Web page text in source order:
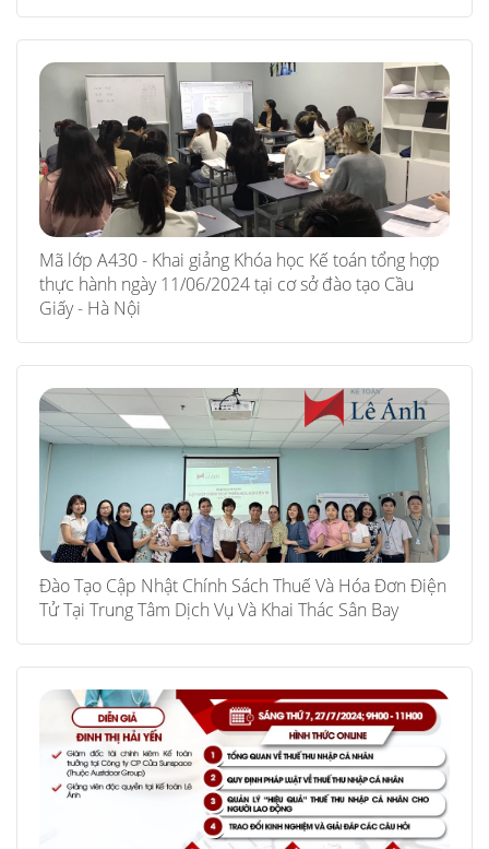
Mã lớp A430 - Khai giảng Khóa học Kế toán tổng hợp
thực hành ngày 11/06/2024 tại cơ sở đào tạo Cầu
Giấy - Hà Nội
Đào Tạo Cập Nhật Chính Sách Thuế Và Hóa Đơn Điện
Tử Tại Trung Tâm Dịch Vụ Và Khai Thác Sân Bay